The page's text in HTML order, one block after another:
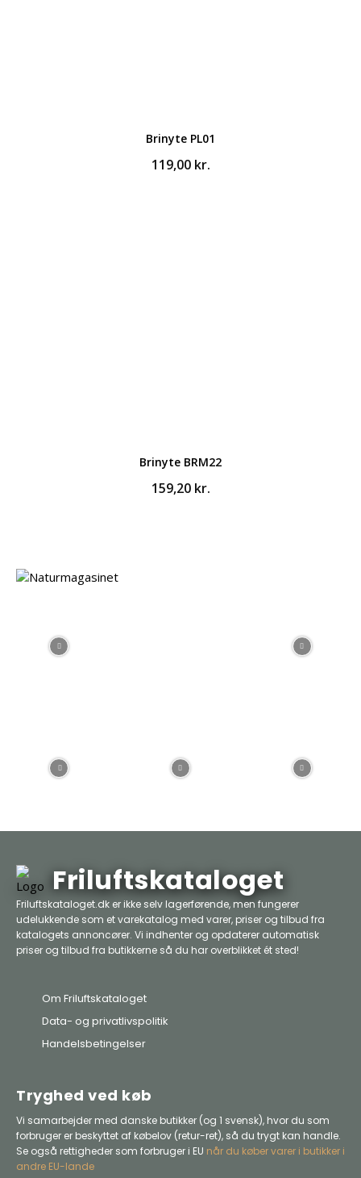
Brinyte PL01
119,00 kr.
Brinyte BRM22
159,20 kr.
Friluftskataloget
Friluftskataloget.dk er ikke selv lagerførende, men fungerer
udelukkende som et varekatalog med varer, priser og tilbud fra
katalogets annoncører. Vi indhenter og opdaterer automatisk
priser og tilbud fra butikkerne så du har overblikket ét sted!
Om Friluftskataloget
Data- og privatlivspolitik
Handelsbetingelser
Tryghed ved køb
Vi samarbejder med danske butikker (og 1 svensk), hvor du som
forbruger er beskyttet af købelov (retur-ret), så du trygt kan handle.
Se også rettigheder som forbruger i EU når du køber varer i butikker i
andre EU-lande